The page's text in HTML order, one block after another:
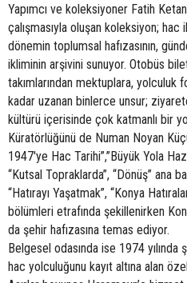
Yapımcı ve koleksiyoner Fatih
çalışmasıyla oluşan koleksiyon;
dönemin toplumsal hafızasının,
ikliminin arşivini sunuyor. Otobüs
takımlarından mektuplara, yolculuk
kadar uzanan binlerce unsur;
kültürü içerisinde çok katmanlı bir
Küratörlüğünü de Numan Noyan
1947'ye Hac Tarihi”,”Büyük Yola
“Kutsal Topraklarda”, “Dönüş” ana
“Hatırayı Yaşatmak”, “Konya
bölümleri etrafında şekillenirken
da şehir hafızasına temas ediyor.
Belgesel odasında ise 1974
hac yolculuğunu kayıt altına alan